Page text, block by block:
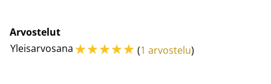
Arvostelut
Yleisarvosana☆☆☆☆☆ (1 arvostelu)